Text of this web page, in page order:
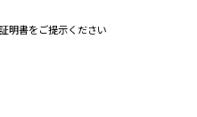
明書をご提示ください